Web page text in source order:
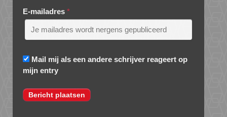
E-mailadres *
Mail mij als een andere schrijver reageert op
mijn entry